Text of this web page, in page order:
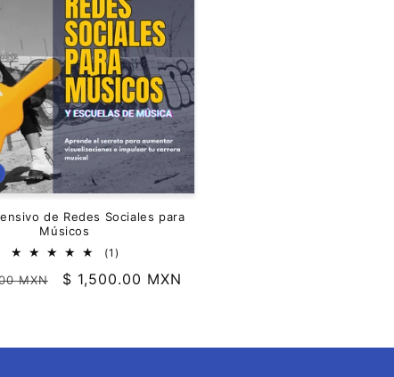
de Redes Sociales para
Músicos
(1)
totales
MXN
Precio
$ 1,500.00 MXN